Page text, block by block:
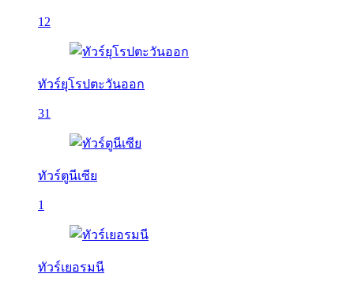
12
ทัวร์ยุโรปตะวันออก
31
ทัวร์ตูนีเซีย
1
ทัวร์เยอรมนี